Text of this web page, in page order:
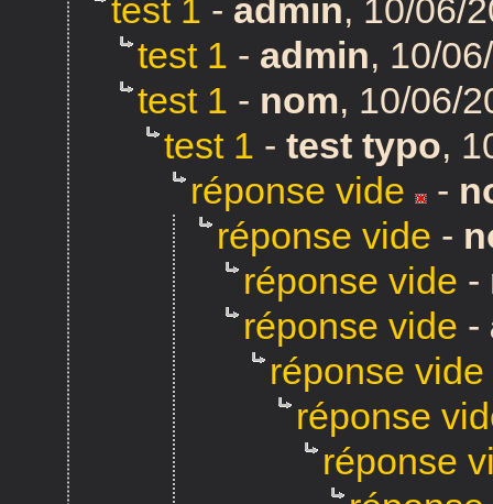
test 1 - admin, 10/06/
test 1 - admin, 10/
test 1 - nom, 10/06/
test 1 - test typo,
réponse vide
-
réponse vide -
réponse vide -
réponse vide -
réponse vide
réponse
réponse